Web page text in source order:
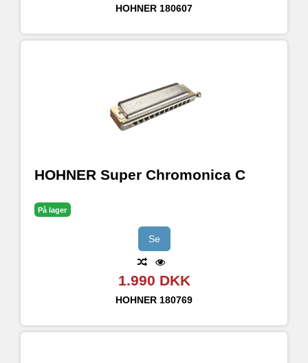
HOHNER 180607
HOHNER Super Chromonica C
På lager
Se
1.990 DKK
HOHNER 180769